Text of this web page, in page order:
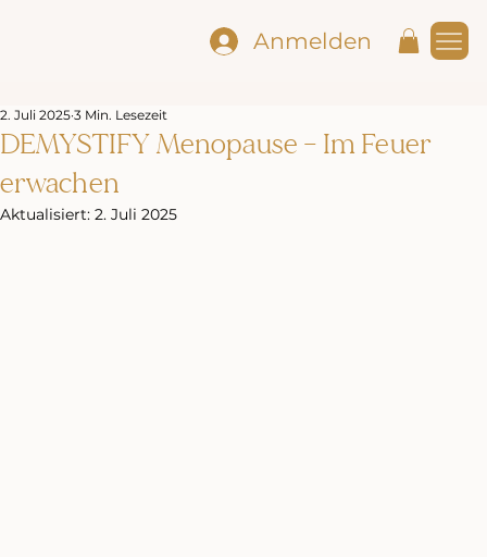
Anmelden
DEMYSTIFY Menopause – Im Feuer
erwachen
2. Juli 2025 3 Min. Lesezeit
Aktualisiert: 2. Juli 2025